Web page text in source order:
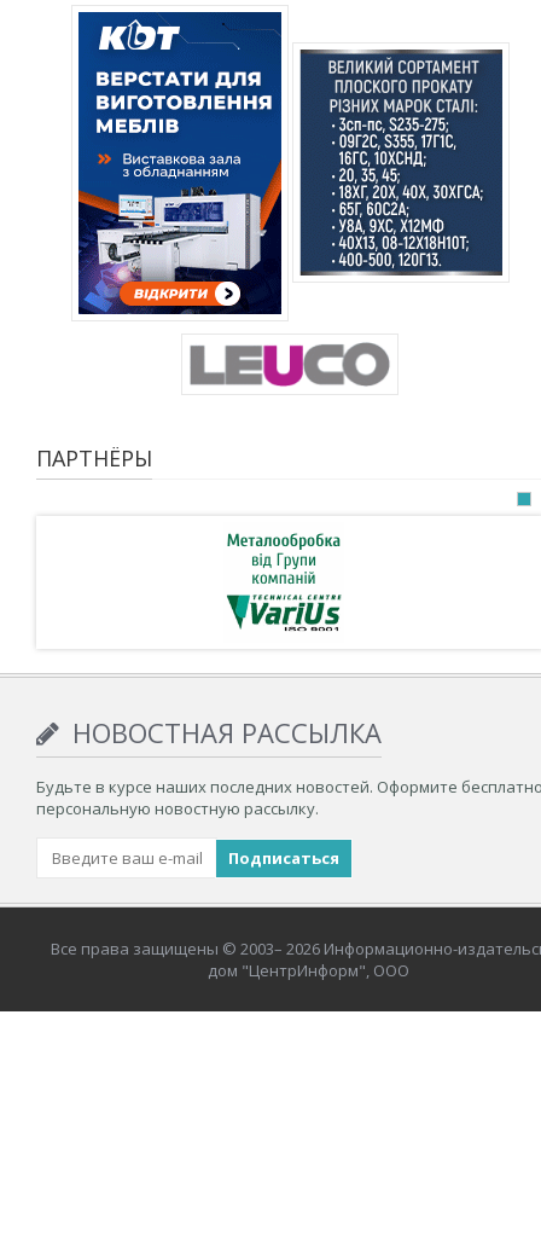
ПАРТНЁРЫ
НОВОСТНАЯ РАССЫЛКА
Будьте в курсе наших последних новостей. Оформите
персональную новостную рассылку.
Все права защищены © 2003– 2026 Информационно-
дом "ЦентрИнформ", ООО